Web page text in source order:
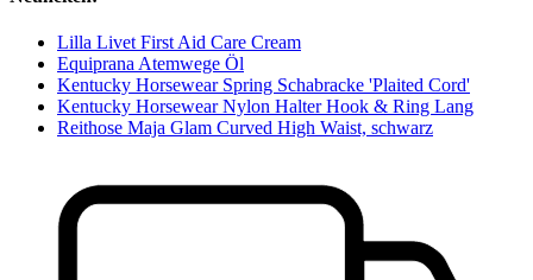
Lilla Livet First Aid Care Cream
Equiprana Atemwege Öl
Kentucky Horsewear Spring Schabracke 'Plaited Cord'
Kentucky Horsewear Nylon Halter Hook & Ring Lang
Reithose Maja Glam Curved High Waist, schwarz